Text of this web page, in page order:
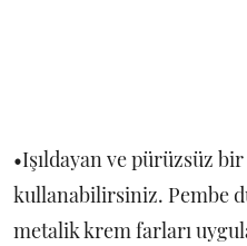
•Işıldayan ve pürüzsüz
kullanabilirsiniz. Pembe
metalik krem farları